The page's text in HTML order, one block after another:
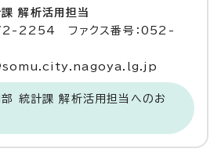
解析活用担当
2254 ファクス番号：052-
統計課 解析活用担当へのお